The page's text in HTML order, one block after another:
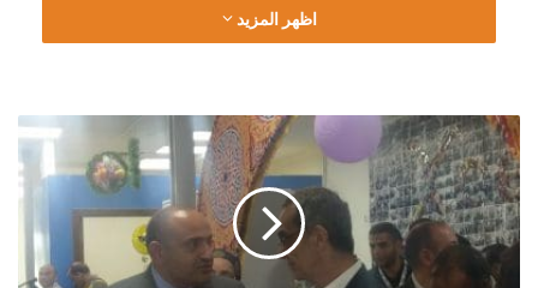
د. حازم الطحاوي رئيس جمعية اتصال
م.علاء الخشن نائب رئيس جمعية اتصال
اظهر المزيد
(صور)
...وزير
الاتصالات
:
نتفاوض
مع
شركات